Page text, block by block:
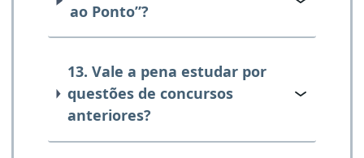
ao Ponto”?
13. Vale a pena estudar por
questões de concursos
anteriores?